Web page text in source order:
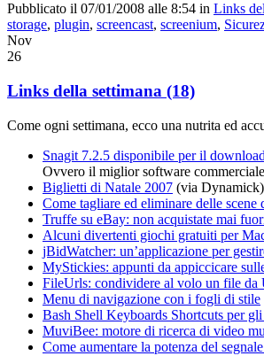
Pubblicato il 07/01/2008 alle 8:54 in Links
storage, plugin, screencast, screenium,
Nov
26
Links della settimana (18)
Come ogni settimana, ecco una nutrita ed
Snagit 7.2.5 disponibile per il
Ovvero il miglior software
Biglietti di Natale 2007 (via Dynamick)
Come tagliare ed eliminare delle scene
Truffe su eBay: non acquistate mai
Alcuni divertenti giochi gratuiti per
jBidWatcher: un’applicazione per
MyStickies: appunti da appiccicare
FileUrls: condividere al volo un file da
Menu di navigazione con i fogli di stile
Bash Shell Keyboards Shortcuts per
MuviBee: motore di ricerca di video
Come aumentare la potenza del